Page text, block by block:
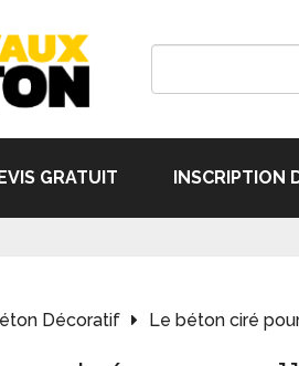
GRATUIT INSCRIPTION
Décoratif Le béton ciré